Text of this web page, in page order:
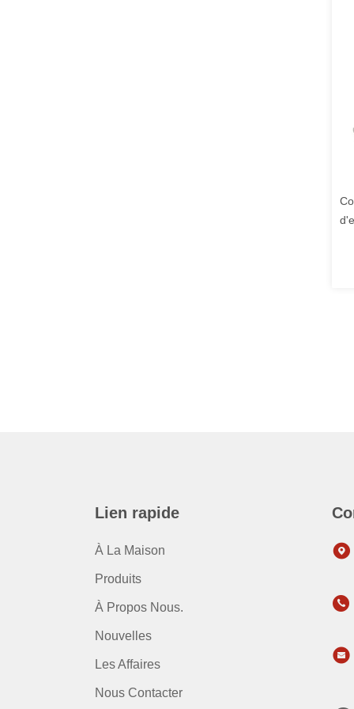
Lien rapide
À La Maison
Produits
À Propos Nous.
Nouvelles
Les Affaires
Nous Contacter